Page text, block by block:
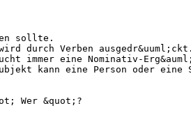
sollte.
durch Verben
immer eine Nominativ-
kann eine Person oder eine
Wer &quot;?